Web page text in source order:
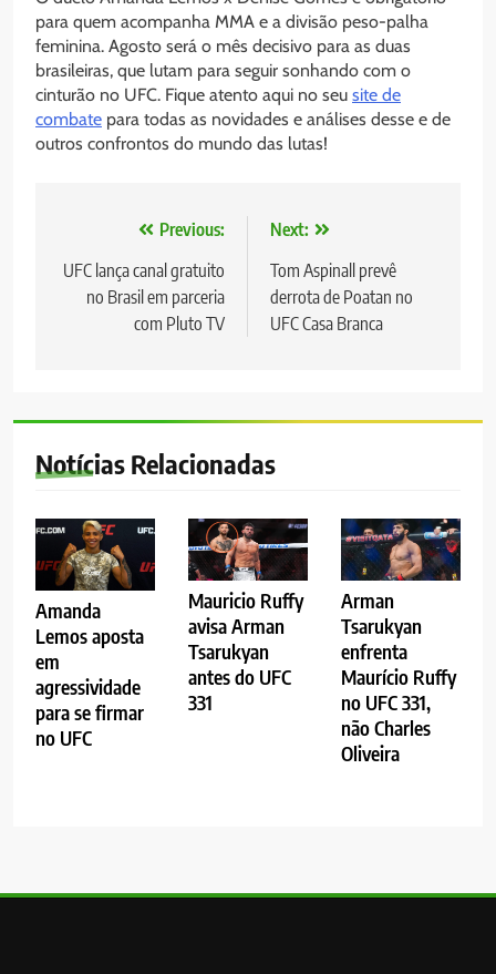
para quem acompanha MMA e a divisão peso-palha
feminina. Agosto será o mês decisivo para as duas
brasileiras, que lutam para seguir sonhando com o
cinturão no UFC. Fique atento aqui no seu site de
combate para todas as novidades e análises desse e de
outros confrontos do mundo das lutas!
Navegação
de
Post
Previous:
UFC lança canal gratuito
no Brasil em parceria
com Pluto TV
Next:
Tom Aspinall prevê
derrota de Poatan no
UFC Casa Branca
Notícias Relacionadas
Amanda
Lemos aposta
em
agressividade
para se firmar
no UFC
Mauricio Ruffy
avisa Arman
Tsarukyan
antes do UFC
331
Arman
Tsarukyan
enfrenta
Maurício Ruffy
no UFC 331,
não Charles
Oliveira